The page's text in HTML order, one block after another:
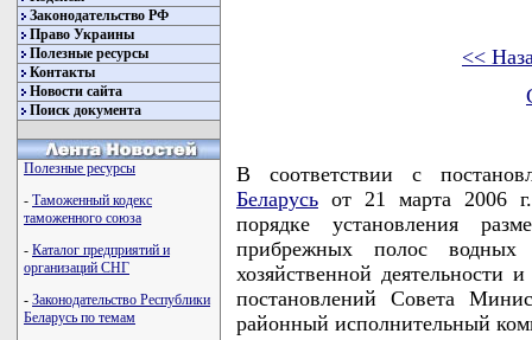
Законодательство РФ
Право Украины
Полезные ресурсы
Контакты
Новости сайта
Поиск документа
Полезные ресурсы
- Таможенный кодекс
таможенного союза
- Каталог предприятий и
организаций СНГ
- Законодательство Республики
Беларусь по темам
<<
В соответствии с
Беларусь от 21 марта 2006
порядке установления
прибрежных полос
хозяйственной деятельности
постановлений Совета
районный исполнительный